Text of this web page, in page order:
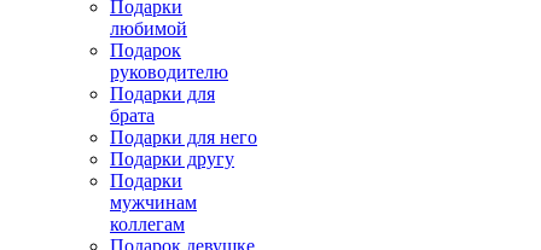
Подарки
любимой
Подарок
руководителю
Подарки для
брата
Подарки для него
Подарки другу
Подарки
мужчинам
коллегам
Подарок девушке